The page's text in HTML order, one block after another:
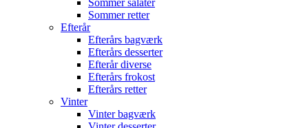
Sommer salater
Sommer retter
Efterår
Efterårs bagværk
Efterårs desserter
Efterår diverse
Efterårs frokost
Efterårs retter
Vinter
Vinter bagværk